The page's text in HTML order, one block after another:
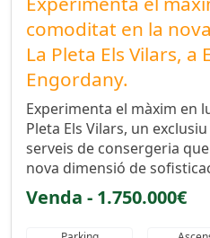
comoditat en la
La Pleta Els Vilars, a
Engordany.
Experimenta el màxim en
Pleta Els Vilars, un
serveis de consergeria
nova dimensió de
Venda - 1.750.000€